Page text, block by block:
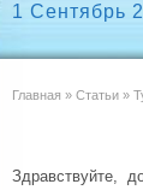
1 Сентябрь
Главная » Статьи »
Здравствуйте,